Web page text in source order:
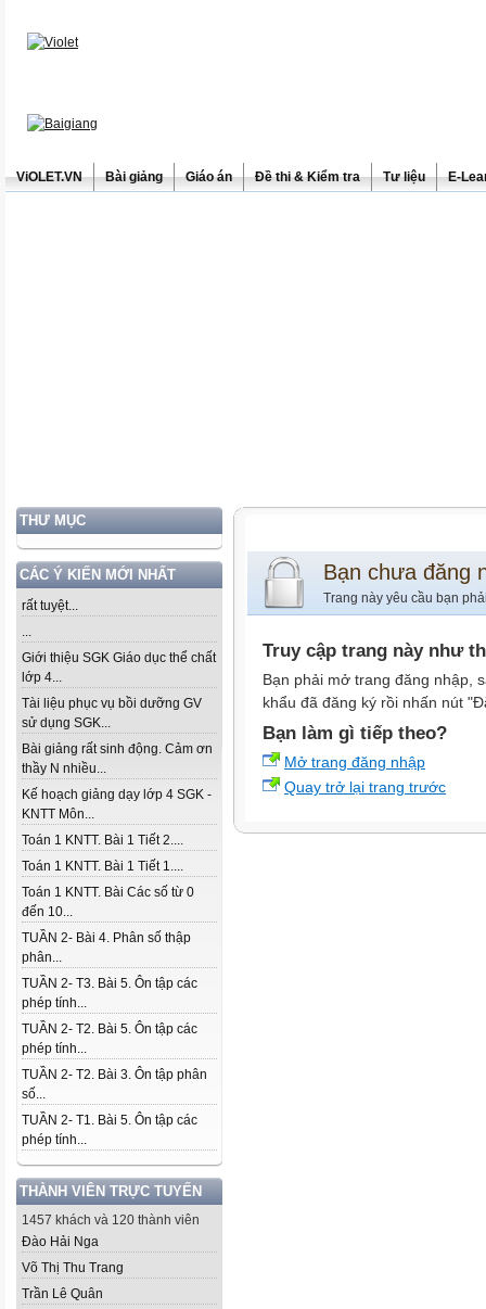
ViOLET.VN Bài giảng Giáo án Đề thi & Kiểm tra Tư liệu E-
THƯ MỤC
CÁC Ý KIẾN MỚI NHẤT
rất tuyệt...
...
Giới thiệu SGK Giáo dục thể chất
lớp 4...
Tài liệu phục vụ bồi dưỡng GV
sử dụng SGK...
Bài giảng rất sinh động. Cảm ơn
thầy N nhiều...
Kế hoạch giảng dạy lớp 4 SGK -
KNTT Môn...
Toán 1 KNTT. Bài 1 Tiết 2....
Toán 1 KNTT. Bài 1 Tiết 1....
Toán 1 KNTT. Bài Các số từ 0
đến 10...
TUẦN 2- Bài 4. Phân số thập
phân...
TUẦN 2- T3. Bài 5. Ôn tập các
phép tính...
TUẦN 2- T2. Bài 5. Ôn tập các
phép tính...
TUẦN 2- T2. Bài 3. Ôn tập phân
số...
TUẦN 2- T1. Bài 5. Ôn tập các
phép tính...
THÀNH VIÊN TRỰC TUYẾN
1457 khách và 120 thành viên
Đào Hải Nga
Võ Thị Thu Trang
Trần Lê Quân
Bạn chưa đăng
Trang này yêu cầu bạn
Truy cập trang này như
Bạn phải mở trang đăng nhập,
khẩu đã đăng ký rồi nhấn nút
Bạn làm gì tiếp theo?
Mở trang đăng nhập
Quay trở lại trang trước